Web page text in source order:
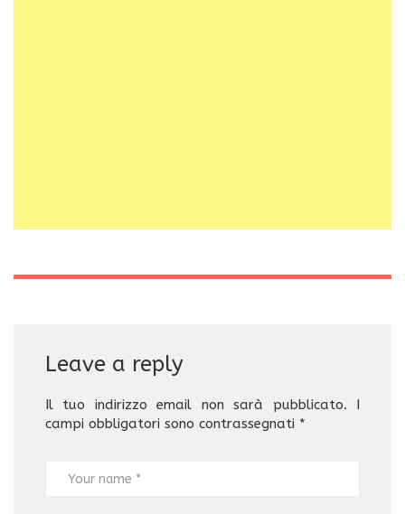
Leave a reply
Il tuo indirizzo email non sarà pubblicato. I
campi obbligatori sono contrassegnati *